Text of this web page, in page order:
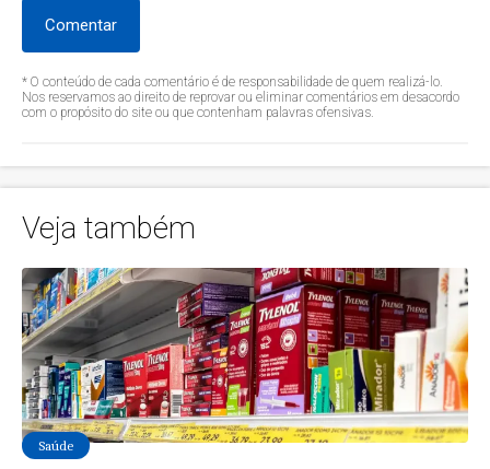
Comentar
* O conteúdo de cada comentário é de responsabilidade de quem realizá-lo.
Nos reservamos ao direito de reprovar ou eliminar comentários em desacordo
com o propósito do site ou que contenham palavras ofensivas.
Veja também
Saúde